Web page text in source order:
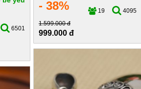
- 38% 19
4095
1.599.000 đ
999.000 đ
6501